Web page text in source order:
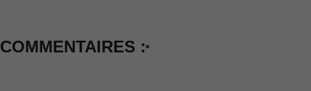
COMMENTAIRES :